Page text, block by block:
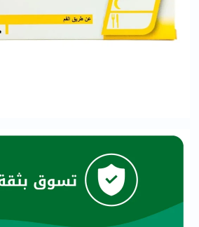
IV
البشرة
العظام